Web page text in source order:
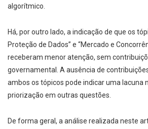
algorítmico.
Há, por outro lado, a indicação de que os
Proteção de Dados” e “Mercado e
receberam menor atenção, sem
governamental. A ausência de
ambos os tópicos pode indicar uma lacuna
priorização em outras questões.
De forma geral, a análise realizada neste